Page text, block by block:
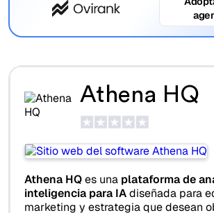
Athena HQ
Athena HQes una plataforma de
inteligencia para IAdiseñada para
marketing y estrategia que desean